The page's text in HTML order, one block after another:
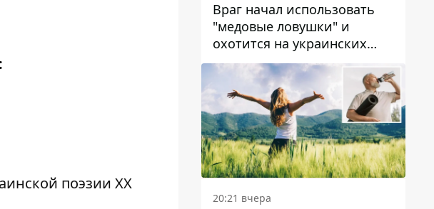
поэзии XX
Враг начал использовать
"медовые ловушки" и
охотится на украинских
военнослужащих
20:21 вчера